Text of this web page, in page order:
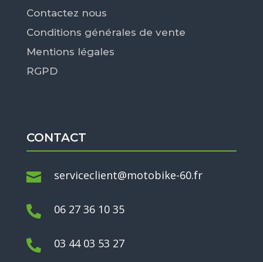
Contactez nous
Conditions générales de vente
Mentions légales
RGPD
CONTACT
 serviceclient@motobike-60.fr
 06 27 36 10 35
 03 44 03 53 27